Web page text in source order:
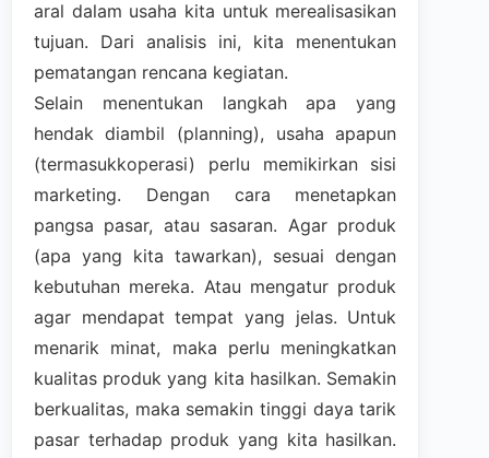
aral dalam usaha kita untuk merealisasikan
tujuan. Dari analisis ini, kita menentukan
pematangan rencana kegiatan.
Selain menentukan langkah apa yang
hendak diambil (planning), usaha apapun
(termasukkoperasi) perlu memikirkan sisi
marketing. Dengan cara menetapkan
pangsa pasar, atau sasaran. Agar produk
(apa yang kita tawarkan), sesuai dengan
kebutuhan mereka. Atau mengatur produk
agar mendapat tempat yang jelas. Untuk
menarik minat, maka perlu meningkatkan
kualitas produk yang kita hasilkan. Semakin
berkualitas, maka semakin tinggi daya tarik
pasar terhadap produk yang kita hasilkan.